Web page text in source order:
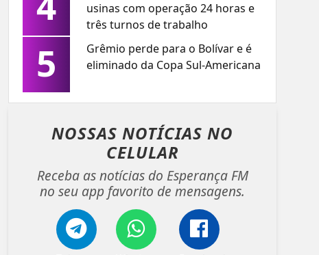
usinas com operação 24 horas e
três turnos de trabalho
5
Grêmio perde para o Bolívar e é
eliminado da Copa Sul-Americana
NOSSAS NOTÍCIASNO
CELULAR
Receba as notícias do Esperança FM
no seu app favorito de mensagens.